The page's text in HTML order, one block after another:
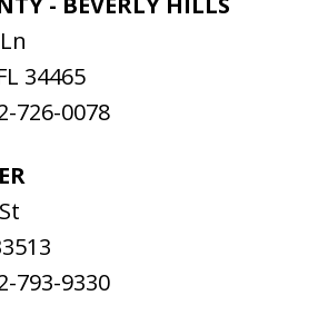
34465
726-0078
793-9330